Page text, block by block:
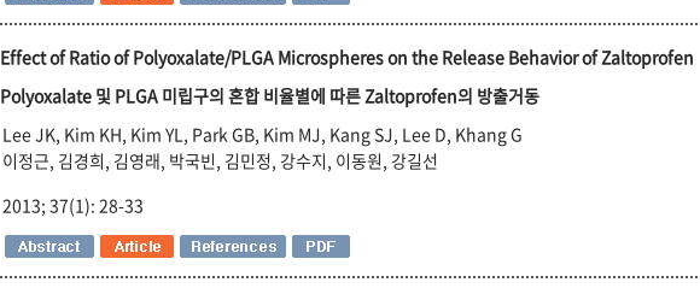
Effect of Ratio of Polyoxalate/PLGA Microspheres on the Release Behavior of Zaltoprofen
Polyoxalate 및 PLGA 미립구의 혼합 비율별에 따른 Zaltoprofen의 방출거동
Lee JK, Kim KH, Kim YL, Park GB, Kim MJ, Kang SJ, Lee D, Khang G
이정근, 김경희, 김영래, 박국빈, 김민정, 강수지, 이동원, 강길선
2013; 37(1): 28-33